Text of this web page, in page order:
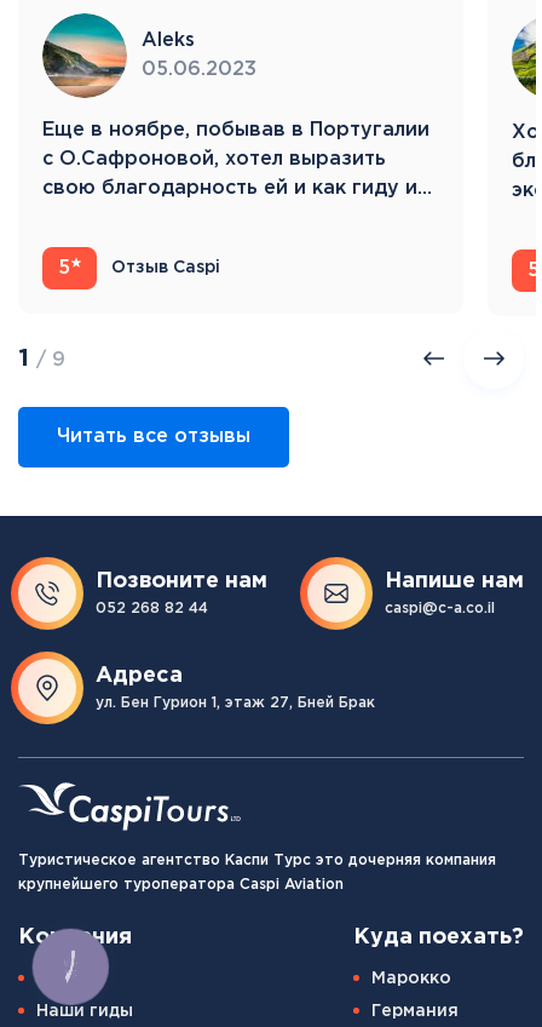
Aleks
05.06.2023
Eще в ноябре, побывав в Португалии
с О.Сафроновой, хотел выразить
свою благодарность ей и как гиду и…
5 Отзыв Caspi 5
1 / 9
Читать все отзывы
Позвоните нам
052 268 82 44
Напише нам
caspi@c-a.co.il
Адреса
ул. Бен Гурион 1, этаж 27, Бней Брак
Туристическое агентство Каспи Турс это дочерняя компания
крупнейшего туроператора Caspi Aviation
Компания
О нас
Наши гиды
Куда поехать?
Марокко
Германия
КНОПКА
СВЯЗИ